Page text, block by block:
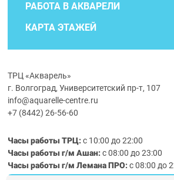
РАБОТА В АКВАРЕЛИ
КАРТА ЭТАЖЕЙ
ТРЦ «Акварель»
г. Волгоград, Университетский пр-т, 107
info@aquarelle-centre.ru
+7 (8442) 26-56-60
Часы работы ТРЦ:с 10:00 до 22:00
Часы работы г/м Ашан:с 08:00 до 23:00
Часы работыг/мЛемана ПРО:с 08:00 до